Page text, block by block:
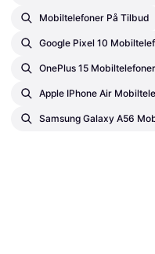
Mobiltelefoner På Tilbud
Google Pixel 10
OnePlus 15 Mobiltelefoner
Apple IPhone Air
Samsung Galaxy A56